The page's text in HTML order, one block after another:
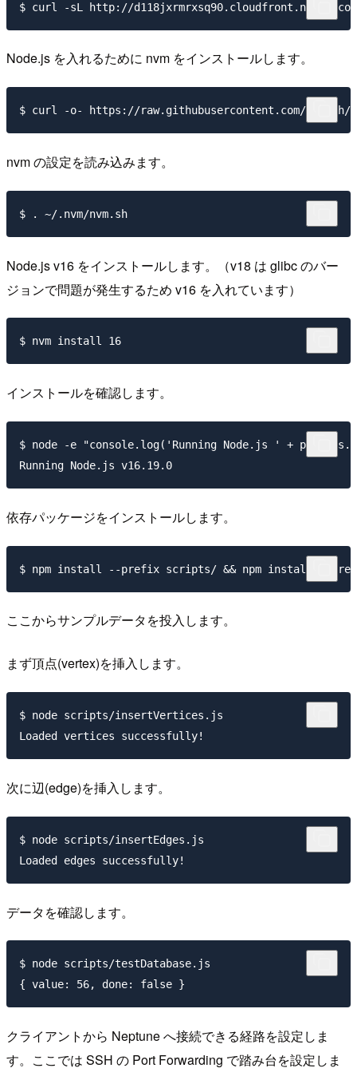
Node.js を入れるために nvm をインストールします。
nvm の設定を読み込みます。
Node.js v16 をインストールします。（v18 は glibc のバー
ジョンで問題が発生するため v16 を入れています）
インストールを確認します。
$ node -e "console.log('Running Node.js ' +
依存パッケージをインストールします。
ここからサンプルデータを投入します。
まず頂点(vertex)を挿入します。
$ node scripts/insertVertices.js
次に辺(edge)を挿入します。
$ node scripts/insertEdges.js
データを確認します。
$ node scripts/testDatabase.js
クライアントから Neptune へ接続できる経路を設定しま
す。ここでは SSH の Port Forwarding で踏み台を設定しま